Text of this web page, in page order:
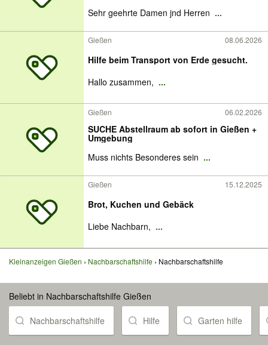
Sehr geehrte Damen jnd Herren ...
Gießen 08.06.2026
Hilfe beim Transport von Erde gesucht.
Hallo zusammen, ...
Gießen 06.02.2026
SUCHE Abstellraum ab sofort in Gießen +
Umgebung
Muss nichts Besonderes sein ...
Gießen 15.12.2025
Brot, Kuchen und Gebäck
Liebe Nachbarn, ...
Kleinanzeigen Gießen Nachbarschaftshilfe Nachbarschaftshilfe
Beliebt in Nachbarschaftshilfe Gießen
Nachbarschaftshilfe Hilfe Garten hilfe